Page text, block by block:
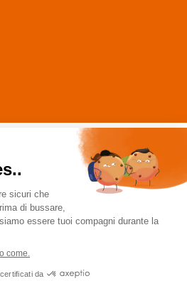
- VIA DELLA MAGLIANA, 183 00146
(RM)
| Tel.: 065506174| P.Iva:
Numero R.E.A.: 1212664